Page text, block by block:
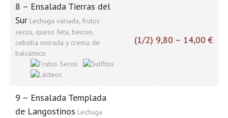
8 – Ensalada Tierras del
Sur Lechuga variada, frutos
secos, queso feta, beicon,
cebolla morada y crema de
balsámico
(1/2) 9,80 – 14,00 €
9 – Ensalada Templada
de Langostinos Lechuga